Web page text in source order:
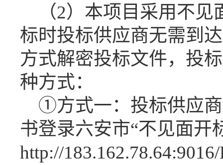
（2） 本项目采用不见
标时投标供应商无需到达
方式解密投标文件，投
种方式：
①方式一：投标供应
书登录六安市“不见面开
http://